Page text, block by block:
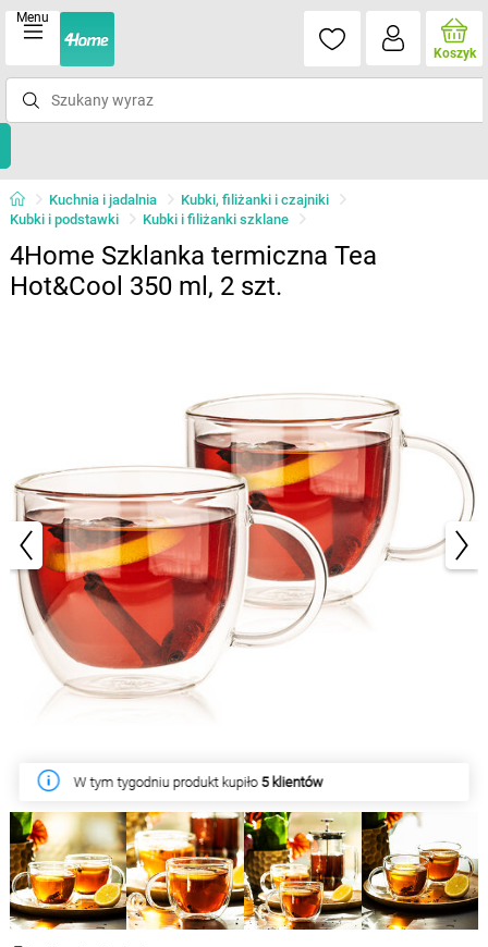
Menu
Koszyk
Kuchnia i jadalnia
Kubki, filiżanki i czajniki
Kubki i podstawki
Kubki i filiżanki szklane
4Home Szklanka termiczna Tea
Hot&Cool 350 ml, 2 szt.
W tym tygodniu produkt kupiło 5 klientów